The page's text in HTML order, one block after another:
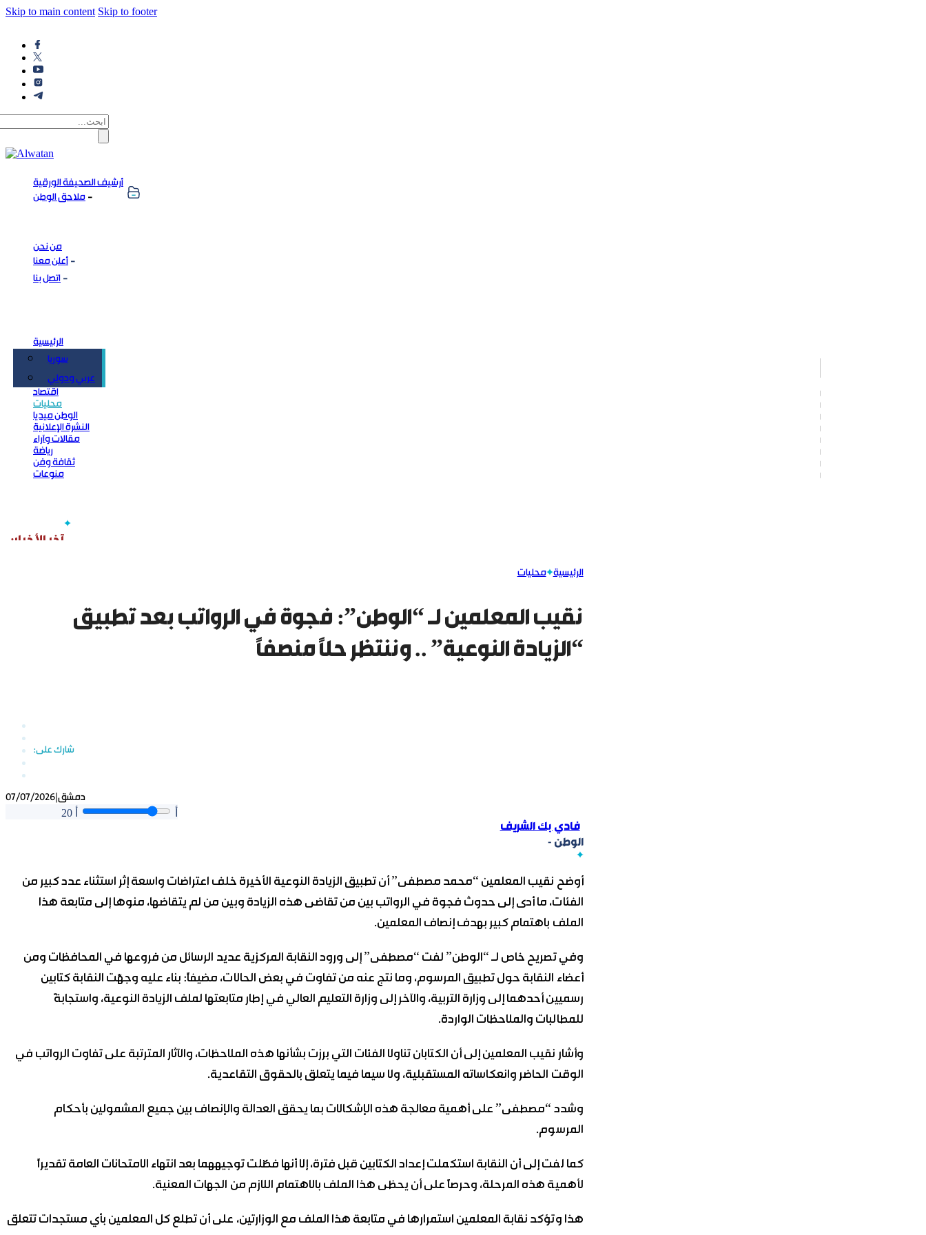
Skip to main content Skip to footer
أرشيف الصحيفة الورقية
ملاحق الوطن
من نحن
أعلن معنا
اتصل بنا
الرئيسية
سوريا
عربي ودولي
اقتصاد
محليات
الوطن ميديا
النشرة الإعلانية
مقالات وآراء
رياضة
ثقافة وفن
منوعات
الرئيسية محليات
نقيب المعلمين لـ “الوطن”: فجوة في الرواتب بعد تطبيق
“الزيادة النوعية” .. وننتظر حلاً منصفاً
07/07/2026 دمشق
20
فادي بك الشريف
الوطن -
أوضح نقيب المعلمين “محمد مصطفى” أن تطبيق الزيادة النوعية الأخيرة خلف اعتراضات واسعة إثر استثناء عدد كبير من
الفئات، ما أدى إلى حدوث فجوة في الرواتب بين من تقاضى هذه الزيادة وبين من لم يتقاضها، منوها إلى متابعة هذا
الملف باهتمام كبير بهدف إنصاف المعلمين.
وفي تصريح خاص لـ “الوطن” لفت “مصطفى” إلى ورود النقابة المركزية عديد الرسائل من فروعها في المحافظات ومن
أعضاء النقابة حول تطبيق المرسوم، وما نتج عنه من تفاوت في بعض الحالات، مضيفاً: بناء عليه وجهّت النقابة كتابين
رسميين أحدهما إلى وزارة التربية، والآخر إلى وزارة التعليم العالي في إطار متابعتها لملف الزيادة النوعية، واستجابةً
للمطالبات والملاحظات الواردة.
وأشار نقيب المعلمين إلى أن الكتابان تناولا الفئات التي برزت بشأنها هذه الملاحظات، والآثار المترتبة على تفاوت الرواتب في
الوقت الحاضر وانعكاساته المستقبلية، ولا سيما فيما يتعلق بالحقوق التقاعدية.
وشدد “مصطفى” على أهمية معالجة هذه الإشكالات بما يحقق العدالة والإنصاف بين جميع المشمولين بأحكام
المرسوم.
كما لفت إلى أن النقابة استكملت إعداد الكتابين قبل فترة، إلا أنها فضّلت توجيههما بعد انتهاء الامتحانات العامة تقديراً
لأهمية هذه المرحلة، وحرصاً على أن يحظى هذا الملف بالاهتمام اللازم من الجهات المعنية.
هذا وتؤكد نقابة المعلمين استمرارها في متابعة هذا الملف مع الوزارتين، على أن تطلع كل المعلمين بأي مستجدات تتعلق